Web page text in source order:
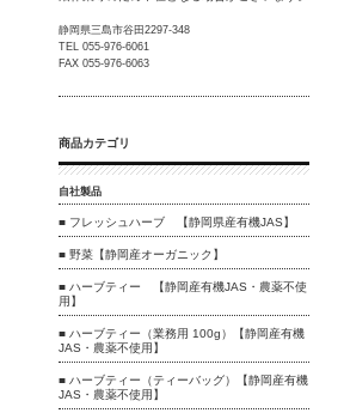
静岡県三島市谷田2297-348
TEL 055-976-6061
FAX 055-976-6063
商品カテゴリ
自社製品
■ フレッシュハーブ 【静岡県産有機JAS】
■ 野菜【静岡産オーガニック】
■ ハーブティー 【静岡産有機JAS・農薬不使
用】
■ ハーブティー（業務用 100g）【静岡産有機
JAS・農薬不使用】
■ ハーブティー（ティーバッグ）【静岡産有機
JAS・農薬不使用】